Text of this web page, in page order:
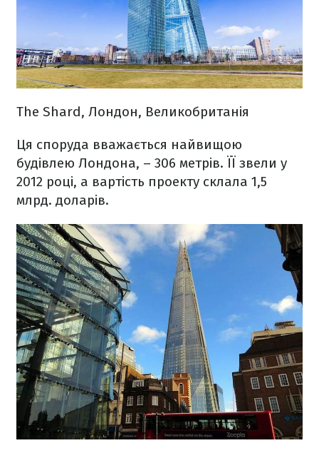
The Shard, Лондон, Великобританія
Ця споруда вважається найвищою
будівлею Лондона, – 306 метрів. ЇЇ звели у
2012 році, а вартість проекту склала 1,5
млрд. доларів.